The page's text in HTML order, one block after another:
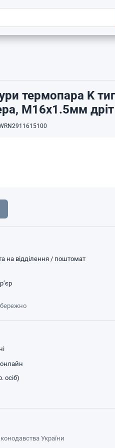
термопара K
М16х1.5мм
на відділення / поштомат
осіб)
України